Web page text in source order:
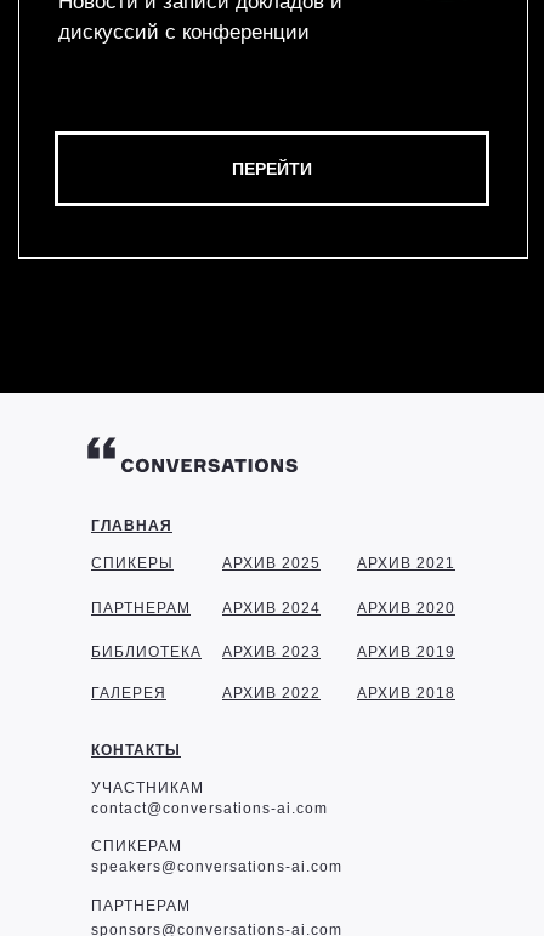
ГЛАВНАЯ
КОНТАКТЫ
СПИКЕРЫ
ПАРТНЕРАМ
БИБЛИОТЕКА
УЧАСТНИКАМ
contact@conversations-ai.com
СПИКЕРАМ
speakers@conversations-ai.com
ПАРТНЕРАМ
sponsors@conversations-ai.com
ГАЛЕРЕЯ
АРХИВ 2025
АРХИВ 2024
АРХИВ 2023
АРХИВ 2022
АРХИВ 2021
АРХИВ 2020
АРХИВ 2019
АРХИВ 2018